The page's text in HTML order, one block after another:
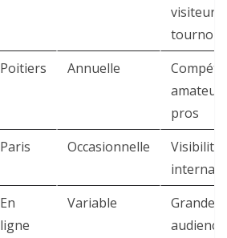
visiteurs,
tournois
Poitiers Annuelle
pros
Paris Occasionnelle
Visibilité
En
ligne
Variable
Grande
audience